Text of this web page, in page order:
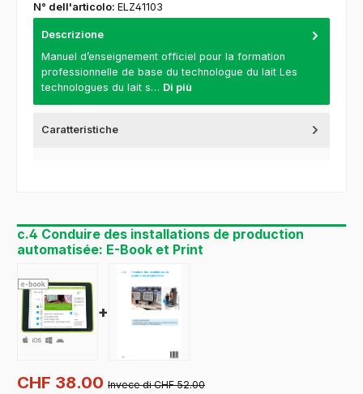
N° dell'articolo: ELZ41103
Descrizione
Manuel d’enseignement officiel pour la formation
professionnelle de base du technologue du lait Les
technologues du lait s… Di più
Caratteristiche
c.4 Conduire des installations de production
automatisée: E-Book et Print
+
CHF 38.00 Invece di CHF 52.00